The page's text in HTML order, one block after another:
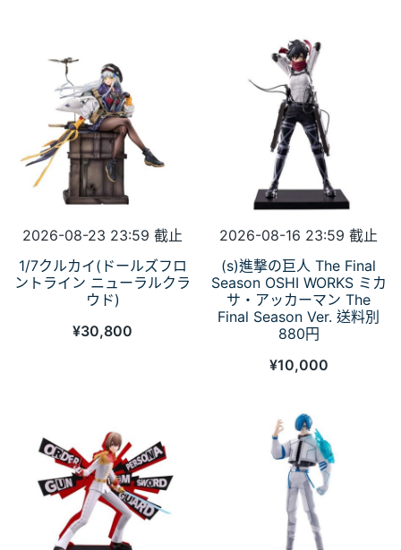
2026-08-23 23:59 截止
1/7クルカイ(ドールズフロ
ントライン ニューラルクラ
ウド)
¥30,800
2026-08-16 23:59 截止
(s)進撃の巨人 The Final
Season OSHI WORKS ミカ
サ・アッカーマン The
Final Season Ver. 送料別
880円
¥10,000